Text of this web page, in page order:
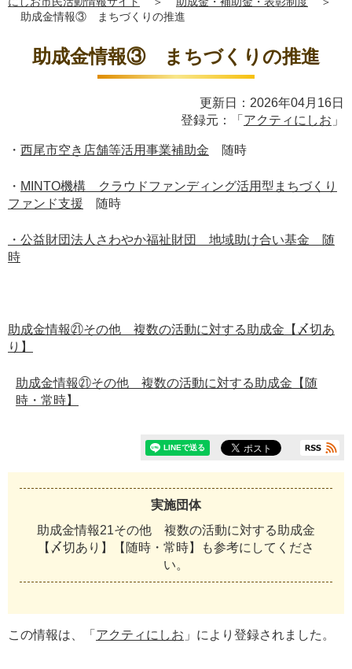
助成金情報③ まちづくりの推進
助成金情報③ まちづくりの推進
更新日：2026年04月16日
登録元：「 アクティにしお 」
・ 西尾市空き店舗等活用事業補助金 随時
・ MINTO機構 クラウドファンディング活用型まちづくり
ファンド支援 随時
・公益財団法人さわやか福祉財団 地域助け合い基金 随
時
助成金情報㉑その他 複数の活動に対する助成金【〆切あ
り】
助成金情報㉑その他 複数の活動に対する助成金【随
時・常時】
実施団体
助成金情報21その他 複数の活動に対する助成金
【〆切あり】【随時・常時】も参考にしてくださ
い。
この情報は、「 アクティにしお 」により登録されました。